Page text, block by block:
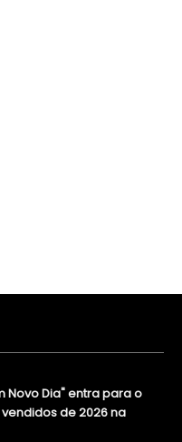
Novo Dia" entra para o
de 2026 na